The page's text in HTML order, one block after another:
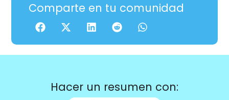
Comparte en tu comunidad
Hacer un resumen con: